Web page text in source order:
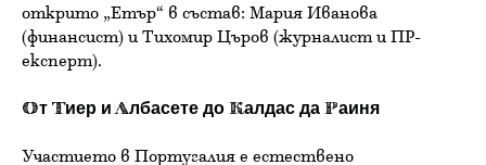
открито „Етър“ в състав: Мария Иванова
(финансист) и Тихомир Църов (журналист и ПР-
експерт).
От Тиер и Албасете до Калдас да Раиня
Участието в Португалия е естествено